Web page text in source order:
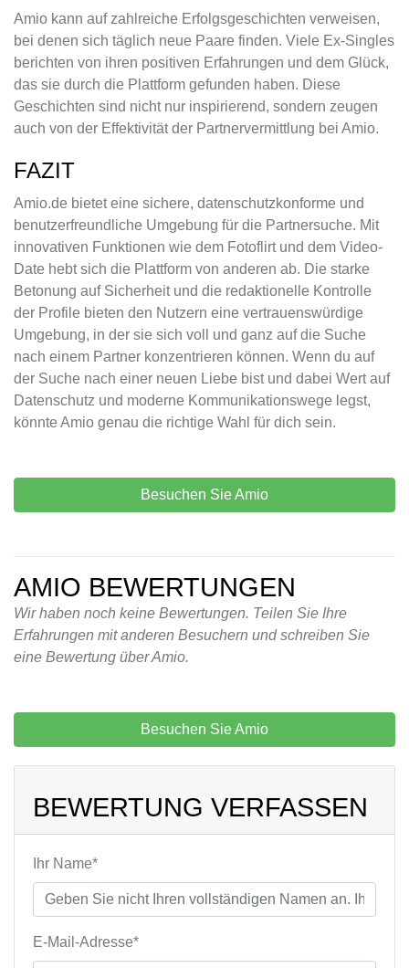
Amio kann auf zahlreiche Erfolgsgeschichten verweisen,
bei denen sich täglich neue Paare finden. Viele Ex-Singles
berichten von ihren positiven Erfahrungen und dem Glück,
das sie durch die Plattform gefunden haben. Diese
Geschichten sind nicht nur inspirierend, sondern zeugen
auch von der Effektivität der Partnervermittlung bei Amio.
FAZIT
Amio.de bietet eine sichere, datenschutzkonforme und
benutzerfreundliche Umgebung für die Partnersuche. Mit
innovativen Funktionen wie dem Fotoflirt und dem Video-
Date hebt sich die Plattform von anderen ab. Die starke
Betonung auf Sicherheit und die redaktionelle Kontrolle
der Profile bieten den Nutzern eine vertrauenswürdige
Umgebung, in der sie sich voll und ganz auf die Suche
nach einem Partner konzentrieren können. Wenn du auf
der Suche nach einer neuen Liebe bist und dabei Wert auf
Datenschutz und moderne Kommunikationswege legst,
könnte Amio genau die richtige Wahl für dich sein.
Besuchen Sie Amio
AMIO BEWERTUNGEN
Wir haben noch keine Bewertungen. Teilen Sie Ihre
Erfahrungen mit anderen Besuchern und schreiben Sie
eine Bewertung über Amio.
Besuchen Sie Amio
BEWERTUNG VERFASSEN
Ihr Name*
E-Mail-Adresse*